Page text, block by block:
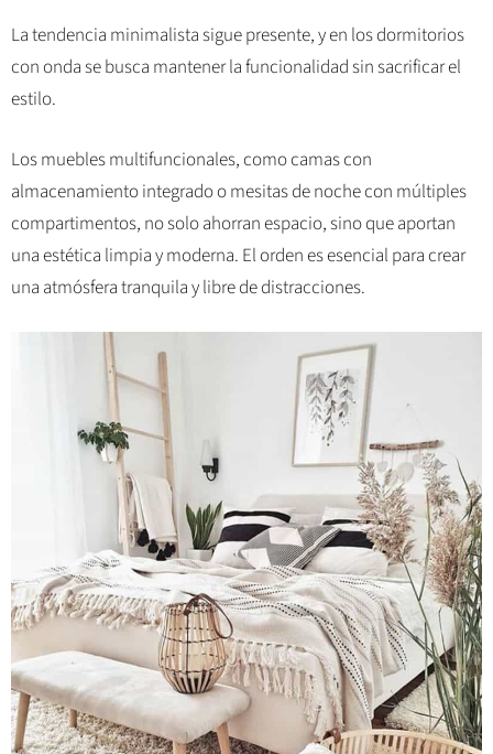
La tendencia minimalista sigue presente, y en los dormitorios
con onda se busca mantener la funcionalidad sin sacrificar el
estilo.
Los muebles multifuncionales, como camas con
almacenamiento integrado o mesitas de noche con múltiples
compartimentos, no solo ahorran espacio, sino que aportan
una estética limpia y moderna. El orden es esencial para crear
una atmósfera tranquila y libre de distracciones.